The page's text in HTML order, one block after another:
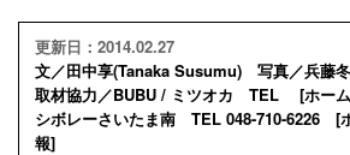
更新日：2014.02.27
文／田中享(Tanaka Susumu) 写真／兵藤
取材協力／BUBU / ミツオカ TEL [ホー
シボレーさいたま南 TEL 048-710-6226 [
報]